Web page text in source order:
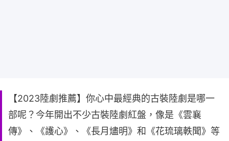
【2023陸劇推薦】你心中最經典的古裝陸劇是哪一
部呢？今年開出不少古裝陸劇紅盤，像是《雲襄
傳》、《護心》、《長月燼明》和《花琉璃軼聞》等